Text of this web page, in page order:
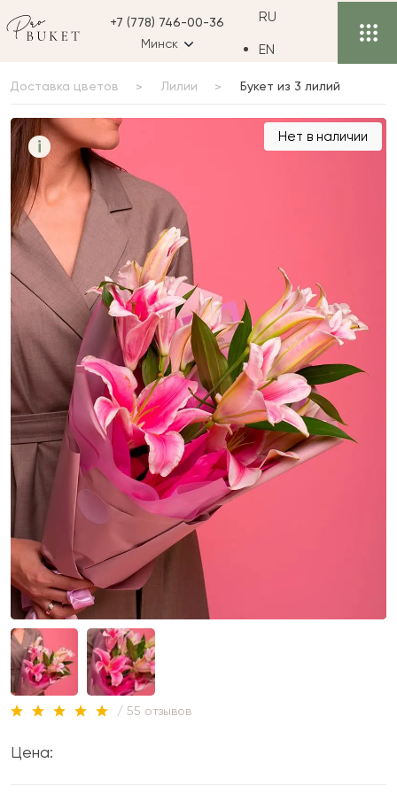
+7 (778) 746-00-36
Минск
RU
EN
Доставка цветов Лилии Букет из 3 лилий
i Букет из 3 лилий Нет в наличии
/ 55 отзывов
Цена: